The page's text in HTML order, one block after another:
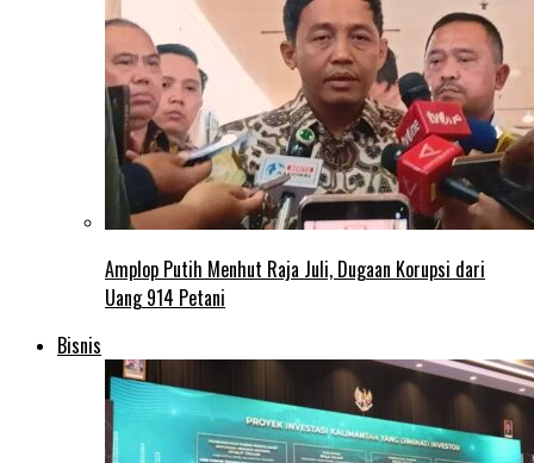
Amplop Putih Menhut Raja Juli, Dugaan Korupsi dari
Uang 914 Petani
Bisnis